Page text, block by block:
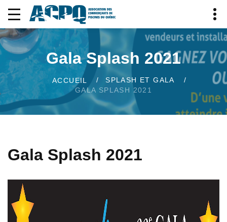
Gala Splash 2021
ACCUEIL
SPLASH ET GALA
GALA SPLASH 2021
Gala Splash 2021